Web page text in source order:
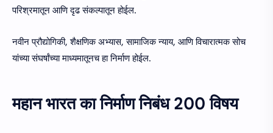
परिश्रमातून आणि दृढ संकल्पातून होईल.
नवीन प्रौद्योगिकी, शैक्षणिक अभ्यास, सामाजिक न्याय, आणि विचारात्मक सोच
यांच्या संघर्षांच्या माध्यमातूनच हा निर्माण होईल.
महान भारत का निर्माण निबंध 200 विषय